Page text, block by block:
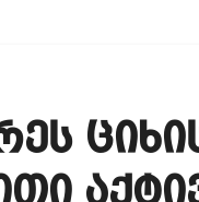
შექმნან
გარშემო —
ოპოზიციური